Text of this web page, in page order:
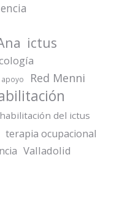
ictus
Red Menni
del ictus
terapia ocupacional
Valladolid